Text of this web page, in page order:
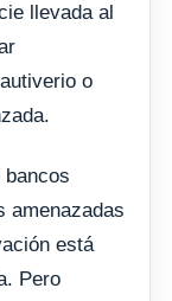
llevada al
o
bancos
amenazadas
está
Pero